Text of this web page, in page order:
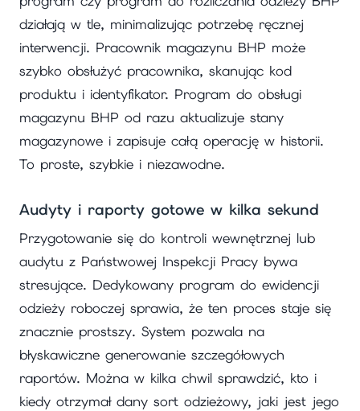
działają w tle, minimalizując potrzebę ręcznej
interwencji. Pracownik magazynu BHP może
szybko obsłużyć pracownika, skanując kod
produktu i identyfikator. Program do obsługi
magazynu BHP od razu aktualizuje stany
magazynowe i zapisuje całą operację w historii.
To proste, szybkie i niezawodne.
Audyty i raporty gotowe w kilka sekund
Przygotowanie się do kontroli wewnętrznej lub
audytu z Państwowej Inspekcji Pracy bywa
stresujące. Dedykowany program do ewidencji
odzieży roboczej sprawia, że ten proces staje się
znacznie prostszy. System pozwala na
błyskawiczne generowanie szczegółowych
raportów. Można w kilka chwil sprawdzić, kto i
kiedy otrzymał dany sort odzieżowy, jaki jest jego